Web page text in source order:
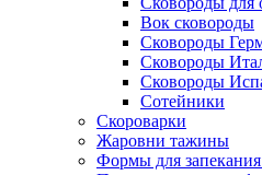
Вок сковороды
Сковороды
Сковороды
Сковороды
Сотейники
Скороварки
Жаровни тажины
Формы для